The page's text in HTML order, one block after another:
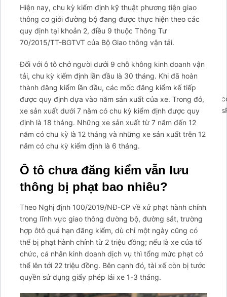
Hiện nay, chu kỳ kiểm định kỹ thuật phương tiện giao
thông cơ giới đường bộ đang được thực hiện theo các
quy định tại khoản 2, điều 9 thuộc Thông Tư
70/2015/TT-BGTVT của Bộ Giao thông vận tải.
Đối với ô tô chở người dưới 9 chỗ không kinh doanh vận
tải, chu kỳ kiểm định lần đầu là 30 tháng. Khi đã hoàn
thành đăng kiểm lần đầu, các mốc đăng kiểm kế tiếp
được quy định dựa vào năm sản xuất của xe. Trong đó,
xe sản xuất dưới 7 năm có chu kỳ kiểm định được quy
định là 18 tháng. Những xe sản xuất từ 7 năm đến 12
năm có chu kỳ là 12 tháng và những xe sản xuất trên 12
năm có chu kỳ kiểm định là 6 tháng.
Ô tô chưa đăng kiểm vẫn lưu
thông bị phạt bao nhiêu?
Theo Nghị định 100/2019/NĐ-CP về xử phạt hành chính
trong lĩnh vực giao thông đường bộ, đường sắt, trường
hợp ôtô quá hạn đăng kiểm, dù chỉ một ngày cũng có
thể bị phạt hành chính từ 2 triệu đồng; nếu là xe của tổ
chức, cá nhân kinh doanh dịch vụ thì tổng mức phạt có
thể lên tới 22 triệu đồng. Bên cạnh đó, tài xế còn bị tước
quyền sử dụng giấy phép lái xe 1-3 tháng.
';arcItem.includeIconToSlider=true;arcItem.href='https://